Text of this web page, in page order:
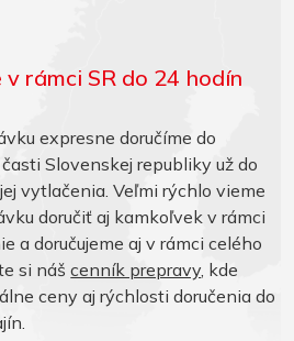
v rámci SR do 24 hodín
expresne doručíme do
Slovenskej republiky už do
vytlačenia. Veľmi rýchlo vieme
doručiť aj kamkoľvek v rámci
a doručujeme aj v rámci celého
si nášcenník prepravy, kde
ceny aj rýchlosti doručenia do